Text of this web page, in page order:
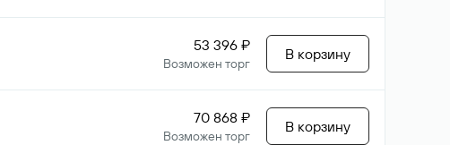
53 396 ₽
Возможен торг
В корзину
70 868 ₽
Возможен торг
В корзину